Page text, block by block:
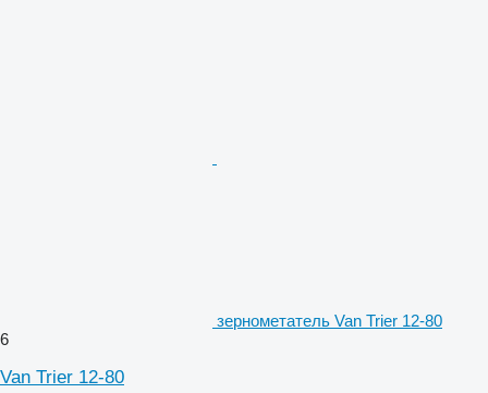
зернометатель Van Trier 12-80
6
Van Trier 12-80